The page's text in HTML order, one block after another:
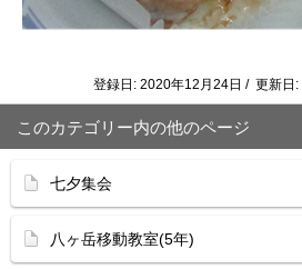
登録日: 2020年12月24日 / 更新日:
このカテゴリー内の他のページ
七夕集会
八ヶ岳移動教室(5年)